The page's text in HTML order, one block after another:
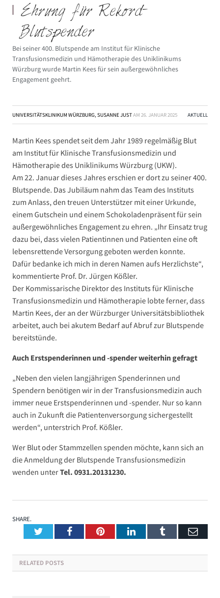
Ehrung für Rekord-
Blutspender
Bei seiner 400. Blutspende am Institut für Klinische
Transfusionsmedizin und Hämotherapie des Uniklinikums
Würzburg wurde Martin Kees für sein außergewöhnliches
Engagement geehrt.
UNIVERSITÄTSKLINIKUM WÜRZBURG, SUSANNE JUSTAM 26. JANUAR 2025 AKTUELL
Martin Kees spendet seit dem Jahr 1989 regelmäßig Blut
am Institut für Klinische Transfusionsmedizin und
Hämotherapie des Uniklinikums Würzburg (UKW).
Am 22. Januar dieses Jahres erschien er dort zu seiner 400.
Blutspende. Das Jubiläum nahm das Team des Instituts
zum Anlass, den treuen Unterstützer mit einer Urkunde,
einem Gutschein und einem Schokoladenpräsent für sein
außergewöhnliches Engagement zu ehren. „Ihr Einsatz trug
dazu bei, dass vielen Patientinnen und Patienten eine oft
lebensrettende Versorgung geboten werden konnte.
Dafür bedanke ich mich in deren Namen aufs Herzlichste“,
kommentierte Prof. Dr. Jürgen Kößler.
Der Kommissarische Direktor des Instituts für Klinische
Transfusionsmedizin und Hämotherapie lobte ferner, dass
Martin Kees, der an der Würzburger Universitätsbibliothek
arbeitet, auch bei akutem Bedarf auf Abruf zur Blutspende
bereitstünde.
Auch Erstspenderinnen und -spender weiterhin gefragt
„Neben den vielen langjährigen Spenderinnen und
Spendern benötigen wir in der Transfusionsmedizin auch
immer neue Erstspenderinnen und -spender. Nur so kann
auch in Zukunft die Patientenversorgung sichergestellt
werden“, unterstrich Prof. Kößler.
Wer Blut oder Stammzellen spenden möchte, kann sich an
die Anmeldung der Blutspende Transfusionsmedizin
wenden unterTel. 0931.20131230.
SHARE.
TwitterFacebookPinterestLinkedInTumblr
RELATED POSTS